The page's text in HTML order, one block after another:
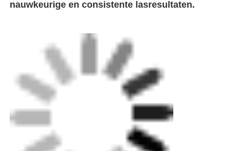
Overgangsinstallaties
Elektroveldmachines
Butt Fusion Tool